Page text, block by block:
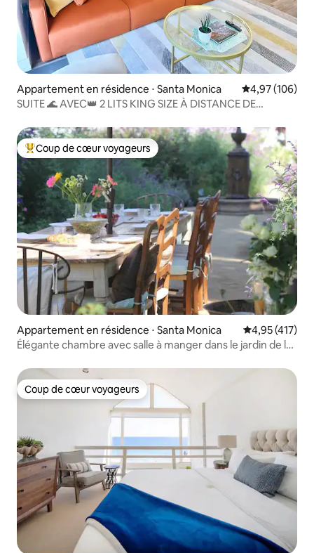
Appartement en résidence ⋅ Santa Monica Évaluation
4,97 (106)
SUITE 🌊 AVEC👑 2 LITS KING SIZE À DISTANCE DE
Coups de cœur voyageurs les plus appréciés
Coup de cœur voyageurs
Appartement en résidence ⋅ Santa Monica Évaluation
4,95 (417)
Élégante chambre avec salle à manger dans le jardin de la
Coup de cœur voyageurs
Coup de cœur voyageurs